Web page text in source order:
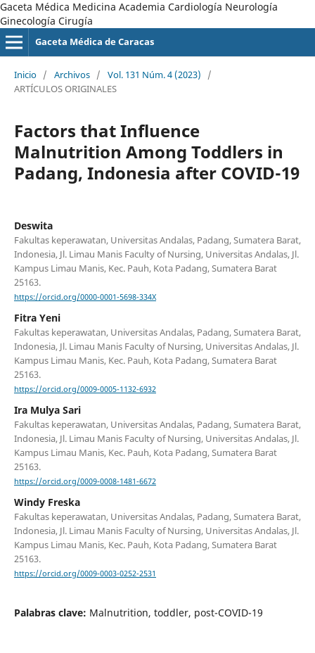
Gaceta Médica Medicina Academia Cardiología Neurología
Ginecología Cirugía
Gaceta Médica de Caracas
Inicio / Archivos / Vol. 131 Núm. 4 (2023)
/
ARTÍCULOS ORIGINALES
Factors that Influence
Malnutrition Among Toddlers in
Padang, Indonesia after COVID-19
Deswita
Fakultas keperawatan, Universitas Andalas, Padang, Sumatera Barat,
Indonesia, Jl. Limau Manis Faculty of Nursing, Universitas Andalas, Jl.
Kampus Limau Manis, Kec. Pauh, Kota Padang, Sumatera Barat
25163.
https://orcid.org/0000-0001-5698-334X
Fitra Yeni
Fakultas keperawatan, Universitas Andalas, Padang, Sumatera Barat,
Indonesia, Jl. Limau Manis Faculty of Nursing, Universitas Andalas, Jl.
Kampus Limau Manis, Kec. Pauh, Kota Padang, Sumatera Barat
25163.
https://orcid.org/0009-0005-1132-6932
Ira Mulya Sari
Fakultas keperawatan, Universitas Andalas, Padang, Sumatera Barat,
Indonesia, Jl. Limau Manis Faculty of Nursing, Universitas Andalas, Jl.
Kampus Limau Manis, Kec. Pauh, Kota Padang, Sumatera Barat
25163.
https://orcid.org/0009-0008-1481-6672
Windy Freska
Fakultas keperawatan, Universitas Andalas, Padang, Sumatera Barat,
Indonesia, Jl. Limau Manis Faculty of Nursing, Universitas Andalas, Jl.
Kampus Limau Manis, Kec. Pauh, Kota Padang, Sumatera Barat
25163.
https://orcid.org/0009-0003-0252-2531
Palabras clave: Malnutrition, toddler, post-COVID-19